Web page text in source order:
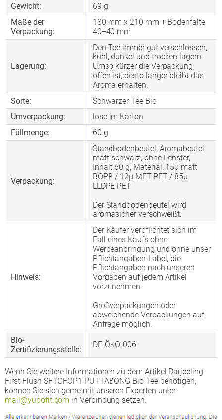
Gewicht:
69 g
Maße der
Verpackung:
130 mm x 210 mm + Bodenfalte
40+40 mm
Lagerung:
Den Tee immer gut verschlossen,
kühl, dunkel und trocken lagern.
Umso kürzer die Verpackung
offen ist, desto länger bleibt das
Aroma erhalten.
Sorte:
Schwarzer Tee Bio
Umverpackung:
lose im Karton
Füllmenge:
60 g
Verpackung:
Standbodenbeutel, Aromabeutel,
matt-schwarz, ohne Fenster,
Inhalt 60 g, Material: 15µ matt
BOPP / 12µ MET-PET / 85µ
LLDPE PET
Der Standbodenbeutel wird
aromasicher verschweißt.
Hinweis:
Der Käufer verpflichtet sich im
Fall eines Kaufs ohne
Werbeanbringung und ohne unser
Pflichtangaben-Label, die
Pflichtangaben nach unseren
Vorgaben auf jedem Artikel
vorzunehmen.
Großverpackungen oder
abweichende Verpackungen auf
Anfrage möglich.
Bio-
Zertifizierungsstelle:
DE-ÖKO-006
Wenn Sie weitere Informationen zu dem Artikel Darjeeling
First Flush SFTGFOP1 PUTTABONG Bio Tee benötigen,
können Sie sich gerne mit unseren Experten unter
mail@yubofit.com in Verbindung setzen.